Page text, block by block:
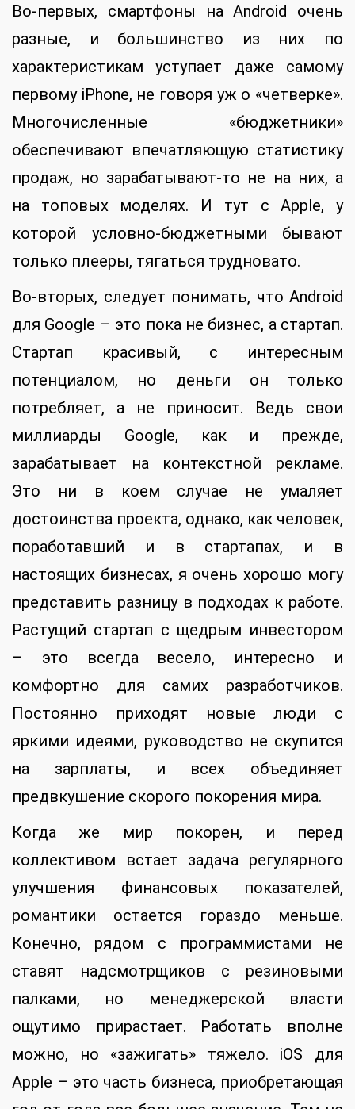
Во-первых, смартфоны на Android очень
разные, и большинство из них по
характеристикам уступает даже самому
первому iPhone, не говоря уж о «четверке».
Многочисленные «бюджетники»
обеспечивают впечатляющую статистику
продаж, но зарабатывают-то не на них, а
на топовых моделях. И тут с Apple, у
которой условно-бюджетными бывают
только плееры, тягаться трудновато.
Во-вторых, следует понимать, что Android
для Google – это пока не бизнес, а стартап.
Стартап красивый, с интересным
потенциалом, но деньги он только
потребляет, а не приносит. Ведь свои
миллиарды Google, как и прежде,
зарабатывает на контекстной рекламе.
Это ни в коем случае не умаляет
достоинства проекта, однако, как человек,
поработавший и в стартапах, и в
настоящих бизнесах, я очень хорошо могу
представить разницу в подходах к работе.
Растущий стартап с щедрым инвестором
– это всегда весело, интересно и
комфортно для самих разработчиков.
Постоянно приходят новые люди с
яркими идеями, руководство не скупится
на зарплаты, и всех объединяет
предвкушение скорого покорения мира.
Когда же мир покорен, и перед
коллективом встает задача регулярного
улучшения финансовых показателей,
романтики остается гораздо меньше.
Конечно, рядом с программистами не
ставят надсмотрщиков с резиновыми
палками, но менеджерской власти
ощутимо прирастает. Работать вполне
можно, но «зажигать» тяжело. iOS для
Apple – это часть бизнеса, приобретающая